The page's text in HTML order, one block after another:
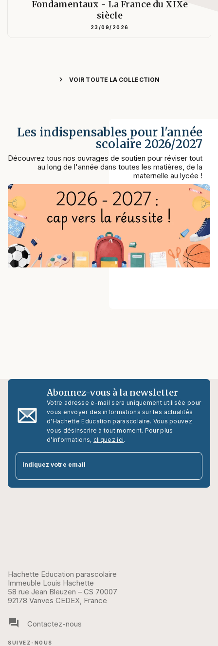
Fondamentaux - La France du XIXe
siècle
23/09/2026
chevron_right VOIR TOUTE LA COLLECTION
Les indispensables pour l'année
scolaire 2026/2027
Découvrez tous nos ouvrages de soutien pour réviser tout
au long de l'année dans toutes les matières, de la
maternelle au lycée !
Abonnez-vous à la newsletter
Votre adresse e-mail sera uniquement utilisée pour
vous envoyer des informations sur les actualités
d'Hachette Education parascolaire. Vous pouvez
vous désinscrire à tout moment. Pour plus
d’informations, cliquez ici.
Indiquez votre email
Hachette Education parascolaire
Immeuble Louis Hachette
58 rue Jean Bleuzen – CS 70007
92178 Vanves CEDEX, France
question_answer Contactez-nous
SUIVEZ-NOUS